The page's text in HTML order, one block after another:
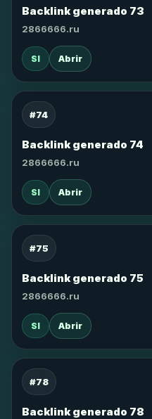
Backlink generado 73
2866666.ru
SI Abrir
#74
Backlink generado 74
2866666.ru
SI Abrir
#75
Backlink generado 75
2866666.ru
SI Abrir
#78
Backlink generado 78